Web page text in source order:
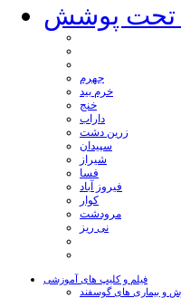
تحت پوشش
جهرم
خرم بید
خنج
داراب
زرین دشت
سپیدان
شیراز
فسا
فیروز آباد
کوار
مرودشت
نی ریز
فیلم و کلیپ های آموزشی
و بیماری های گوسفند